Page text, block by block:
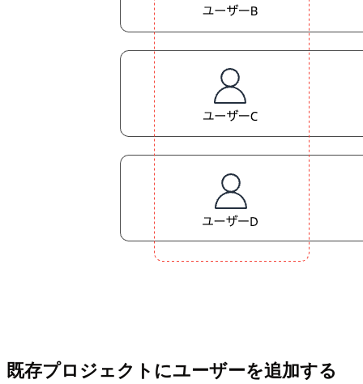
既存プロジェクトにユーザーを追加する